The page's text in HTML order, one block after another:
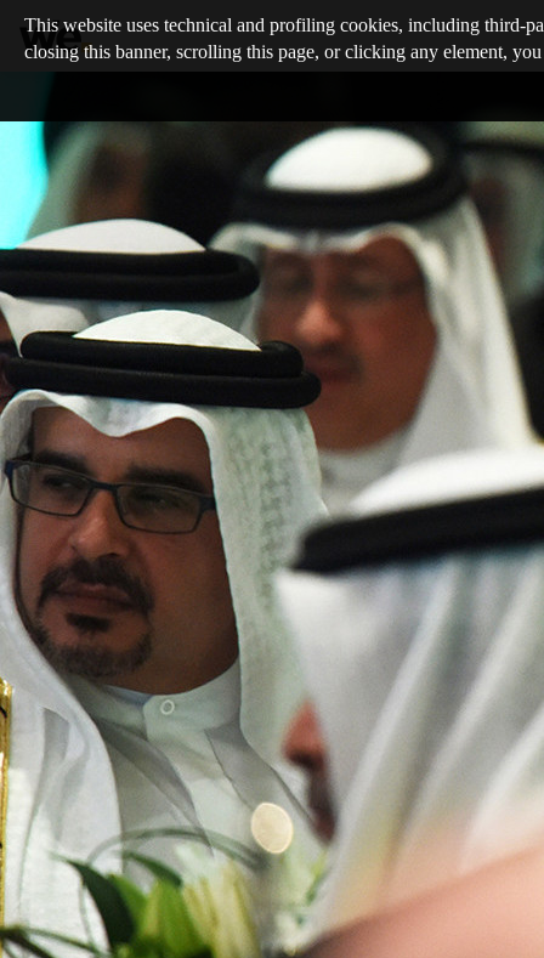
This website uses technical and profiling cookies, including third-
closing this banner, scrolling this page, or clicking any element,